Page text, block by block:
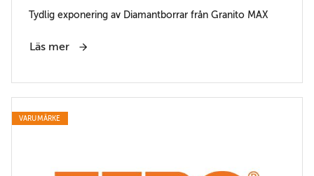
Tydlig exponering av Diamantborrar från Granito MAX
Läs mer
VARUMÄRKE